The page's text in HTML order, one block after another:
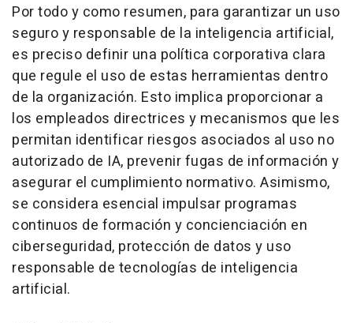
Por todo y como resumen, para garantizar un uso
seguro y responsable de la inteligencia artificial,
es preciso definir una política corporativa clara
que regule el uso de estas herramientas dentro
de la organización. Esto implica proporcionar a
los empleados directrices y mecanismos que les
permitan identificar riesgos asociados al uso no
autorizado de IA, prevenir fugas de información y
asegurar el cumplimiento normativo. Asimismo,
se considera esencial impulsar programas
continuos de formación y concienciación en
ciberseguridad, protección de datos y uso
responsable de tecnologías de inteligencia
artificial.